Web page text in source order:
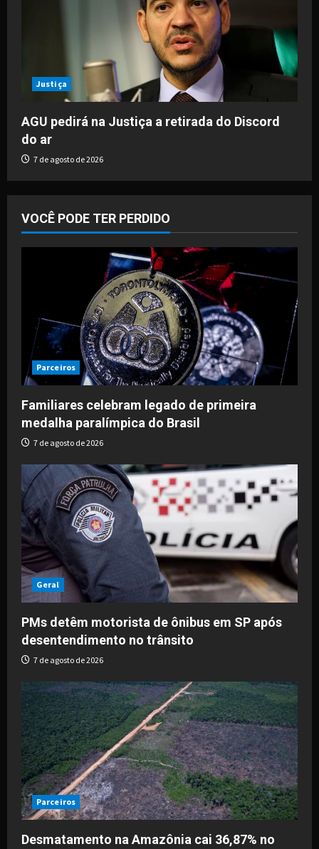
Justiça
AGU pedirá na Justiça a retirada do Discord
do ar
7 de agosto de 2026
VOCÊ PODE TER PERDIDO
Parceiros
Familiares celebram legado de primeira
medalha paralímpica do Brasil
7 de agosto de 2026
Geral
PMs detêm motorista de ônibus em SP após
desentendimento no trânsito
7 de agosto de 2026
Parceiros
Desmatamento na Amazônia cai 36,87% no